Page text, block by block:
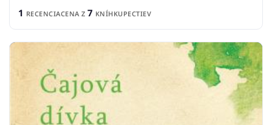
1 RECENCIACENA Z 7 KNÍHKUPECTIEV